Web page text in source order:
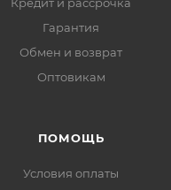
Кредит и рассрочка
Гарантия
Обмен и возврат
Оптовикам
ПОМОЩЬ
Условия оплаты